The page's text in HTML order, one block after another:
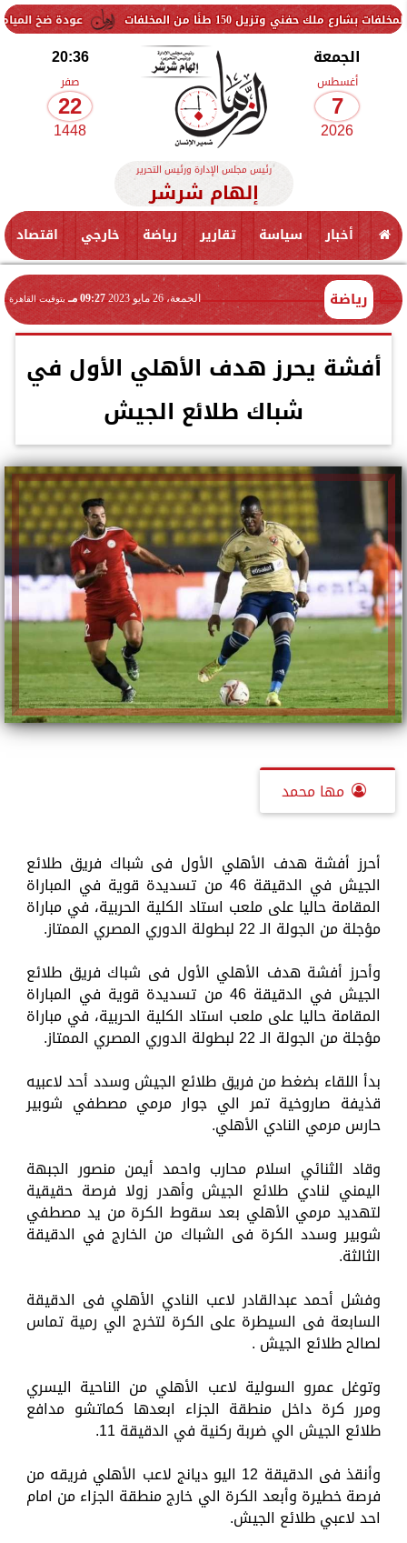
عودة ضخ المياه تدريجيًا لمناطق طنًا من المخلفات
الجمعة
أغسطس
7
2026
20:36
صفر
22
1448
رئيس مجلس الإدارة ورئيس التحرير
إلهام شرشر
أخبار سياسة تقارير رياضة خارجي اقتصاد
رياضة الجمعة، 26 مايو 2023 09:27 مـ بتوقيت القاهرة
أفشة يحرز هدف الأهلي الأول في
شباك طلائع الجيش
مها محمد
أحرز أفشة هدف الأهلي الأول فى شباك فريق طلائع
الجيش في الدقيقة 46 من تسديدة قوية في المباراة
المقامة حاليا على ملعب استاد الكلية الحربية، في مباراة
مؤجلة من الجولة الـ 22 لبطولة الدوري المصري الممتاز.
وأحرز أفشة هدف الأهلي الأول فى شباك فريق طلائع
الجيش في الدقيقة 46 من تسديدة قوية في المباراة
المقامة حاليا على ملعب استاد الكلية الحربية، في مباراة
مؤجلة من الجولة الـ 22 لبطولة الدوري المصري الممتاز.
بدأ اللقاء بضغط من فريق طلائع الجيش وسدد أحد لاعبيه
قذيفة صاروخية تمر الي جوار مرمي مصطفي شوبير
حارس مرمي النادي الأهلي.
وقاد الثنائي اسلام محارب واحمد أيمن منصور الجبهة
اليمني لنادي طلائع الجيش وأهدر زولا فرصة حقيقية
لتهديد مرمي الأهلي بعد سقوط الكرة من يد مصطفي
شوبير وسدد الكرة فى الشباك من الخارج في الدقيقة
الثالثة.
وفشل أحمد عبدالقادر لاعب النادي الأهلي فى الدقيقة
السابعة فى السيطرة على الكرة لتخرج الي رمية تماس
لصالح طلائع الجيش .
وتوغل عمرو السولية لاعب الأهلي من الناحية اليسري
ومرر كرة داخل منطقة الجزاء ابعدها كماتشو مدافع
طلائع الجيش الي ضربة ركنية في الدقيقة 11.
وأنقذ فى الدقيقة 12 اليو ديانج لاعب الأهلي فريقه من
فرصة خطيرة وأبعد الكرة الي خارج منطقة الجزاء من امام
احد لاعبي طلائع الجيش.